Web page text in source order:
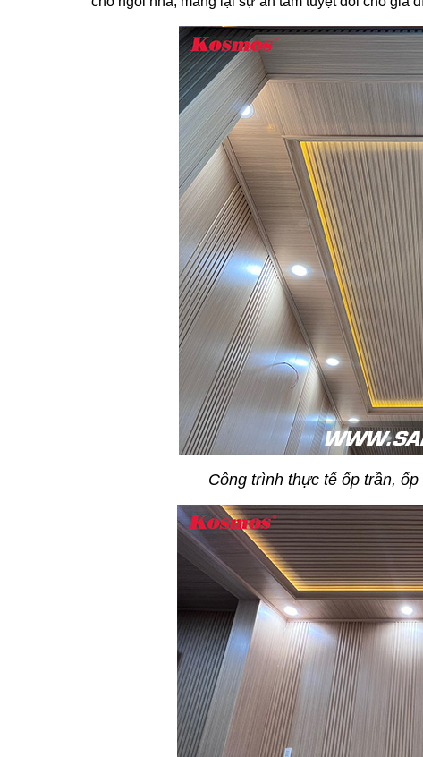
Công trình thực tế ốp trần,